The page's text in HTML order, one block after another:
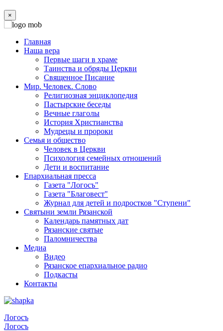
×
Главная
Наша вера
Первые шаги в храме
Таинства и обряды Церкви
Священное Писание
Мир. Человек. Слово
Религиозная энциклопедия
Пастырские беседы
Вечные глаголы
История Христианства
Мудрецы и пророки
Семья и общество
Человек в Церкви
Психология семейных отношений
Дети и воспитание
Епархиальная пресса
Газета "Логосъ"
Газета "Благовест"
Журнал для детей и подростков "Ступени"
Святыни земли Рязанской
Календарь памятных дат
Рязанские святые
Паломничества
Медиа
Видео
Рязанское епархиальное радио
Подкасты
Контакты
Логосъ
Логосъ